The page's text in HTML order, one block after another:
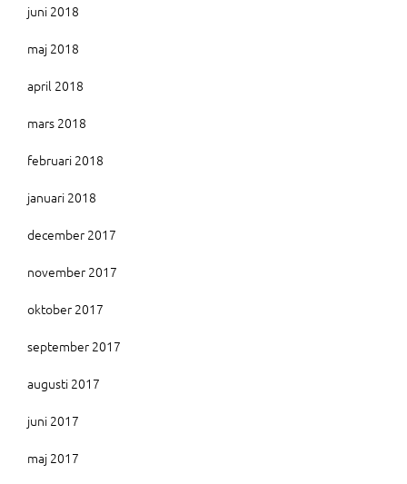
juni 2018
maj 2018
april 2018
mars 2018
februari 2018
januari 2018
december 2017
november 2017
oktober 2017
september 2017
augusti 2017
juni 2017
maj 2017